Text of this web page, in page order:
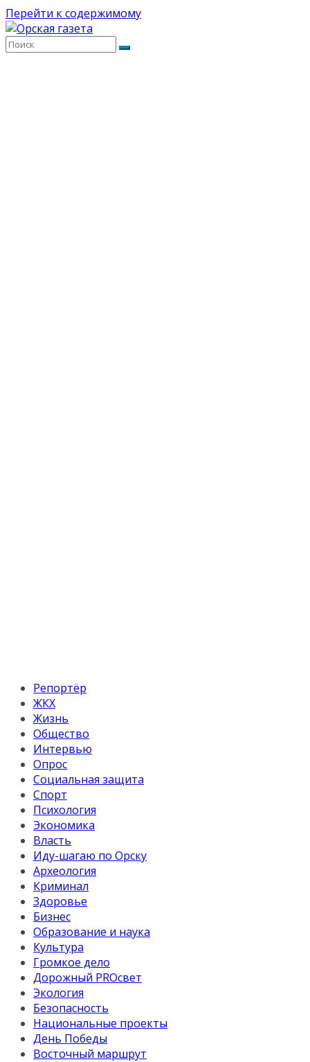
Перейти к содержимому
Репортёр
ЖКХ
Жизнь
Общество
Интервью
Опрос
Социальная защита
Спорт
Психология
Экономика
Власть
Иду-шагаю по Орску
Археология
Криминал
Здоровье
Бизнес
Образование и наука
Культура
Громкое дело
Дорожный PROсвет
Экология
Безопасность
Национальные проекты
День Победы
Восточный маршрут